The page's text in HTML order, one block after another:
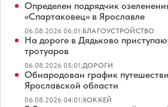
Определен подрядчик
«Спартаковец» в Ярославле
06.08.2026 06:01|БЛАГОУСТРОЙСТВО
На дороге в Дядьково
тротуаров
06.08.2026 05:01|ДОРОГИ
Обнародован график
Ярославской области
06.08.2026 04:01|ХОККЕЙ